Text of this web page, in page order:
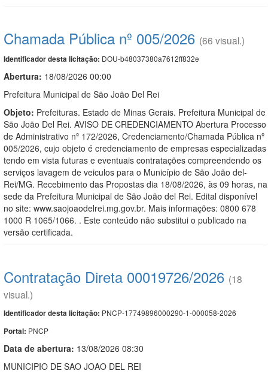
Chamada Pública nº 005/2026 (66 visual.)
Identificador desta licitação: DOU-b48037380a7612ff832e
Abertura: 18/08/2026 00:00
Prefeitura Municipal de São João Del Rei
Objeto: Prefeituras. Estado de Minas Gerais. Prefeitura Municipal de
São João Del Rei. AVISO DE CREDENCIAMENTO Abertura Processo
de Administrativo nº 172/2026, Credenciamento/Chamada Pública nº
005/2026, cujo objeto é credenciamento de empresas especializadas
tendo em vista futuras e eventuais contratações compreendendo os
serviços lavagem de veiculos para o Município de São João del-
Rei/MG. Recebimento das Propostas dia 18/08/2026, às 09 horas, na
sede da Prefeitura Municipal de São João del Rei. Edital disponível
no site: www.saojoaodelrei.mg.gov.br. Mais informações: 0800 678
1000 R 1065/1066. . Este conteúdo não substitui o publicado na
versão certificada.
Contratação Direta 00019726/2026 (18
visual.)
Identificador desta licitação: PNCP-17749896000290-1-000058-2026
Portal: PNCP
Data de abertura: 13/08/2026 08:30
MUNICIPIO DE SAO JOAO DEL REI